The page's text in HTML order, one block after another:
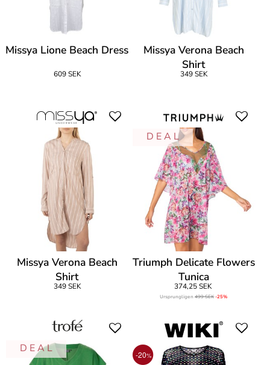
Missya Lione Beach Dress
609 SEK
Missya Verona Beach
Shirt
349 SEK
Missya Verona Beach
Shirt
349 SEK
D E A L
Triumph Delicate Flowers
Tunica
374,25 SEK
Ursprungligen499 SEK-25%
D E A L -20%